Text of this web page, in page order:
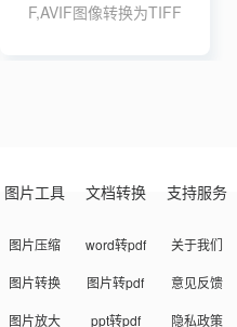
F,AVIF图像转换为TIFF
图片工具
图片压缩
图片转换
图片放大
文档转换
word转pdf
图片转pdf
ppt转pdf
支持服务
关于我们
意见反馈
隐私政策